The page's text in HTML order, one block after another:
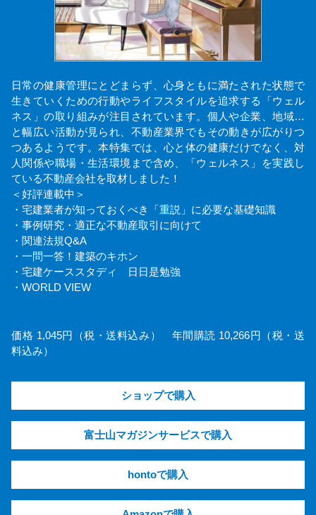
日常の健康管理にとどまらず、心身ともに満たされた状態で
生きていくための行動やライフスタイルを追求する「ウェル
ネス」の取り組みが注目されています。個人や企業、地域…
と幅広い活動が見られ、不動産業界でもその動きが広がりつ
つあるようです。本特集では、心と体の健康だけでなく、対
人関係や職場・生活環境まで含め、「ウェルネス」を実践し
ている不動産会社を取材しました！
＜好評連載中＞
・宅建業者が知っておくべき「重説」に必要な基礎知識
・事例研究・適正な不動産取引に向けて
・関連法規Q&A
・一問一答！建築のキホン
・宅建ケーススタディ 日日是勉強
・WORLD VIEW
価格 1,045円（税・送料込み） 年間購読 10,266円（税・送
料込み）
ショップで購入
富士山マガジンサービスで購入
hontoで購入